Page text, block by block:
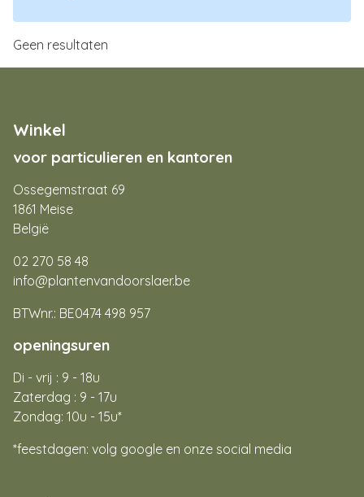
Geen resultaten
Winkel
voor particulieren en kantoren
Ossegemstraat 69
1861 Meise
België
02 270 58 48
info@plantenvandoorslaer.be
BTWnr.: BE0474 498 957
openingsuren
Di - vrij : 9 - 18u
Zaterdag : 9 - 17u
Zondag: 10u - 15u*
*feestdagen: volg google en onze social media